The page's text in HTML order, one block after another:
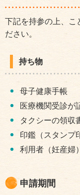
下記を持参の上、こ
ださい。
持ち物
母子健康手帳
医療機関受診が
タクシーの領収
印鑑（スタンプ
利用者（妊産婦
申請期間